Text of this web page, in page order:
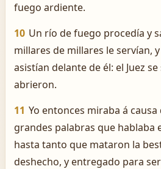
fuego ardiente.
10 Un río de fuego procedía y
millares de millares le servían,
asistían delante de él: el Juez
abrieron.
11 Yo entonces miraba á causa
grandes palabras que hablaba
hasta tanto que mataron la
deshecho, y entregado para